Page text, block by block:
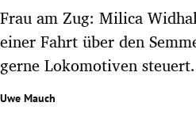
Untermenü
Untermenü
Frau am Zug: Milica
einer Fahrt über den
gerne Lokomotiven steuert.
Uwe Mauch